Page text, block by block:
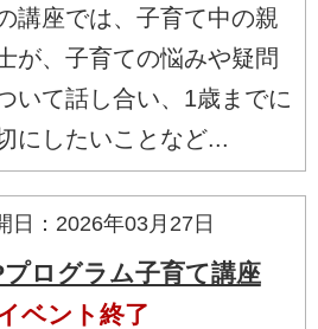
講座では、子育て中の親
が、子育ての悩みや疑問
いて話し合い、1歳までに
にしたいことなど...
日：2026年03月27日
プログラム子育て講座
ベント終了